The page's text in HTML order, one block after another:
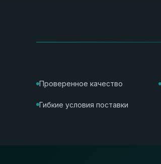
Проверенное качество
Гибкие условия поставки